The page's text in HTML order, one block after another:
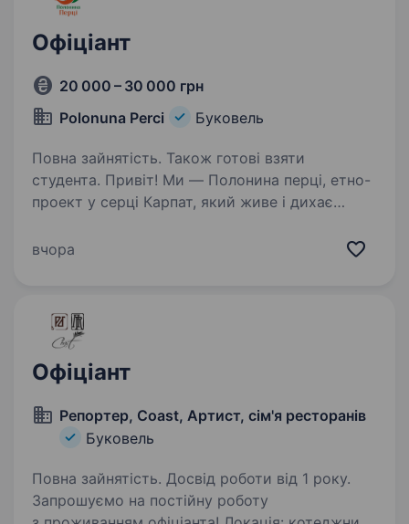
Офіціант
20 000 – 30 000 грн
Polonuna Perci
Буковель
Повна зайнятість. Також готові взяти
студента. Привіт! Ми — Полонина перці, етно-
проект у серці Карпат, який живе і дихає
працювати там, де кожен день наповнений
вчора
Офіціант
Репортер, Coast, Артист, сім'я ресторанів
Буковель
Повна зайнятість. Досвід роботи від 1 року.
Запрошуємо на постійну роботу